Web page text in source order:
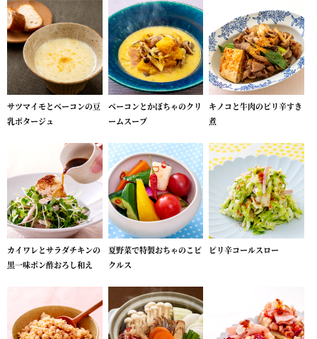
サツマイモとベーコンの豆
乳ポタージュ
ベーコンとかぼちゃのクリ
ームスープ
キノコと牛肉のピリ辛すき
煮
カイワレとサラダチキンの
黒一味ポン酢おろし和え
夏野菜で特製おちゃのこピ
クルス
ピリ辛コールスロー